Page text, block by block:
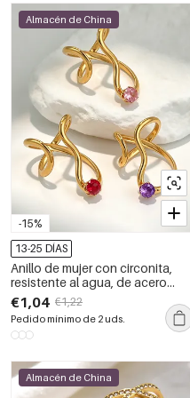
-15%
Almacén de China
13-25 DÍAS
Anillo de mujer con circonita,
resistente al agua, de acero
inoxidable y forma irregular
simple.
€1,04 €1,22
Pedido mínimo de 2 uds.
Almacén de China